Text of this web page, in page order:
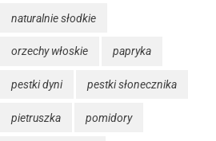
naturalnie słodkie
orzechy włoskie papryka
pestki dyni pestki słonecznika
pietruszka pomidory